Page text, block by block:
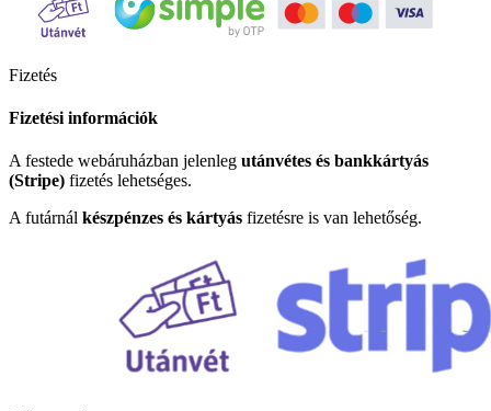
Fizetés
Fizetési információk
A festede webáruházban jelenleg utánvétes és bankkártyás
(Stripe) fizetés lehetséges.
A futárnál készpénzes és kártyás fizetésre is van lehetőség.